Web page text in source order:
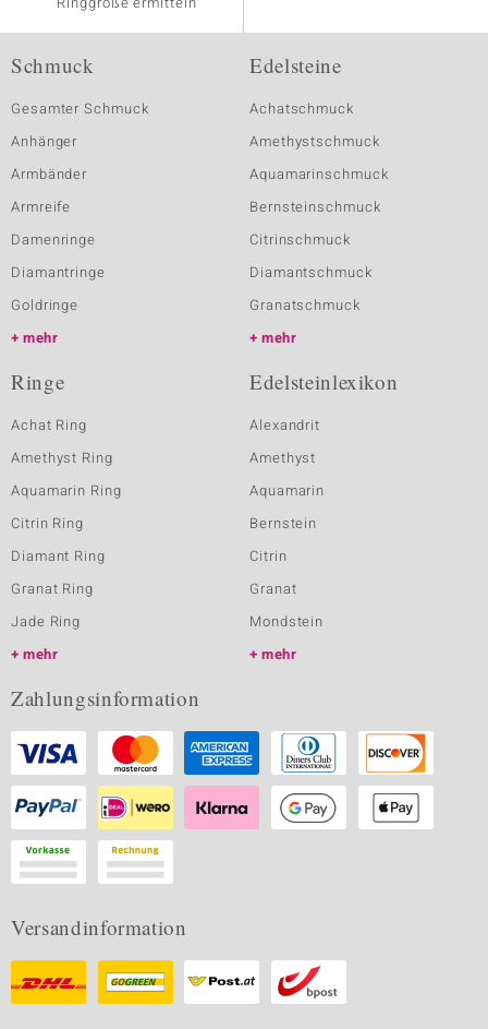
Schmuck
Gesamter Schmuck
Anhänger
Armbänder
Armreife
Damenringe
Diamantringe
Goldringe
mehr
Edelsteine
Achatschmuck
Amethystschmuck
Aquamarinschmuck
Bernsteinschmuck
Citrinschmuck
Diamantschmuck
Granatschmuck
mehr
Ringe
Achat Ring
Amethyst Ring
Aquamarin Ring
Citrin Ring
Diamant Ring
Granat Ring
Jade Ring
mehr
Edelsteinlexikon
Alexandrit
Amethyst
Aquamarin
Bernstein
Citrin
Granat
Mondstein
mehr
Zahlungsinformation
Versandinformation